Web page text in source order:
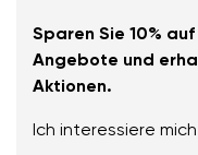
Sparen Sie 10%
Angebote und
Aktionen.
Ich interessiere